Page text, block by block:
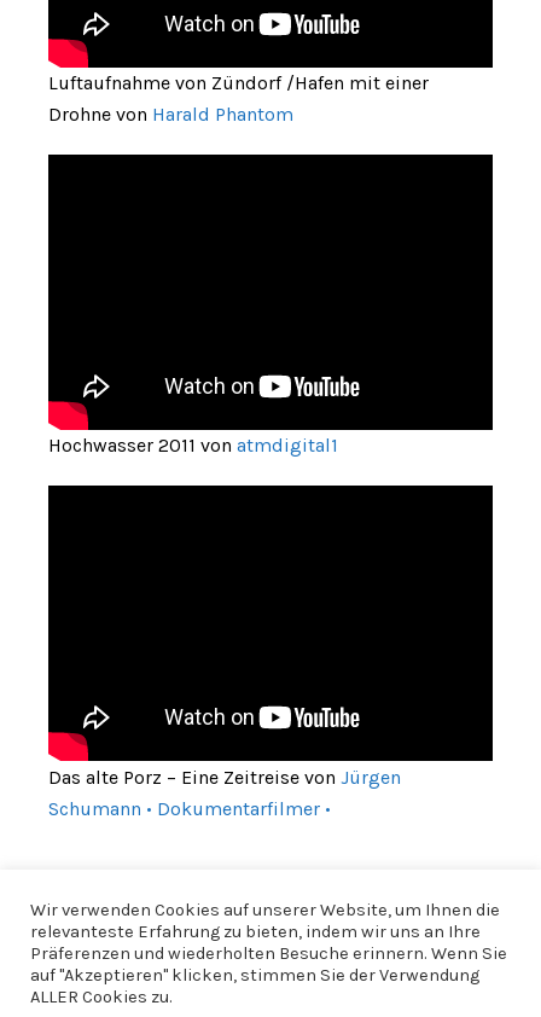
Luftaufnahme von Zündorf /Hafen mit einer
Drohne von Harald Phantom
Hochwasser 2011 von atmdigital1
Das alte Porz – Eine Zeitreise von Jürgen
Schumann • Dokumentarfilmer •
Wir verwenden Cookies auf unserer Website, um Ihnen die
relevanteste Erfahrung zu bieten, indem wir uns an Ihre
Präferenzen und wiederholten Besuche erinnern. Wenn Sie
auf "Akzeptieren" klicken, stimmen Sie der Verwendung
ALLER Cookies zu.